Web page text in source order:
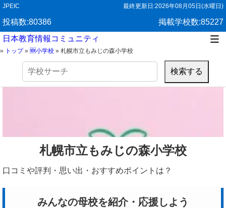
JPEIC 最終更新日:2026年08月05日(水曜日)
投稿数:80386
掲載学校数:85227
日本教育情報コミュニティ
» トップ» 🆕小学校 » 札幌市立もみじの森小学校
検
札幌市立もみじの森小学校
口コミや評判・思い出・おすすめポイントは？
みんなの母校を紹介・応援しよう